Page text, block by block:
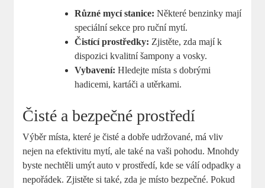
Různé mycí stanice: Některé benzinky mají
speciální sekce pro ruční mytí.
Čistící prostředky: Zjistěte, zda mají k
dispozici kvalitní šampony a vosky.
Vybavení: Hledejte místa s dobrými
hadicemi, kartáči a utěrkami.
Čisté a bezpečné prostředí
Výběr místa, které je čisté a dobře udržované, má vliv
nejen na efektivitu mytí, ale také na vaši pohodu. Mnohdy
byste nechtěli umýt auto v prostředí, kde se válí odpadky a
nepořádek. Zjistěte si také, zda je místo bezpečné. Pokud